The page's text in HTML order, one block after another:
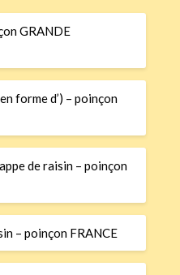
GRANDE
forme d’) – poinçon
de raisin – poinçon
– poinçon FRANCE